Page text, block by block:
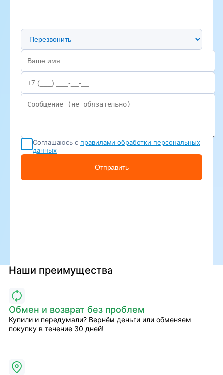
Предпочтительный способ связи
Соглашаюсь с правилами обработки персональных
данных
Отправить
Наши преимущества
Обмен и возврат без проблем
Купили и передумали? Вернём деньги или обменяем
покупку в течение 30 дней!